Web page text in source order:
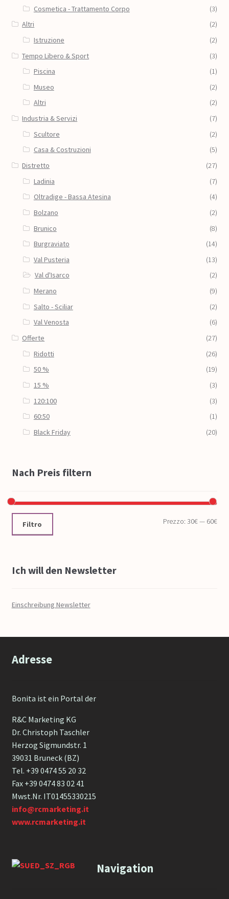
Cosmetica - Trattamento Corpo
(3)
Altri
(2)
Istruzione
(2)
Tempo Libero & Sport
(3)
Piscina
(1)
Museo
(2)
Altri
(2)
Industria & Servizi
(7)
Scultore
(2)
Casa & Costruzioni
(5)
Distretto
(27)
Ladinia
(7)
Oltradige - Bassa Atesina
(4)
Bolzano
(2)
Brunico
(8)
Burgraviato
(14)
Val Pusteria
(13)
Val d'Isarco
(2)
Merano
(9)
Salto - Sciliar
(2)
Val Venosta
(6)
Offerte
(27)
Ridotti
(26)
50 %
(19)
15 %
(3)
120:100
(3)
60:50
(1)
Black Friday
(20)
Nach Preis filtern
Filtro Prezzo:30€— 60€
Ich will den Newsletter
Einschreibung Newsletter
Adresse
Bonita ist ein Portal der
R&C Marketing KG
Dr. Christoph Taschler
Herzog Sigmundstr. 1
39031 Bruneck (BZ)
Tel. +39 0474 55 20 32
Fax +39 0474 83 02 41
Mwst.Nr. IT01455330215
info@rcmarketing.it
www.rcmarketing.it
Navigation